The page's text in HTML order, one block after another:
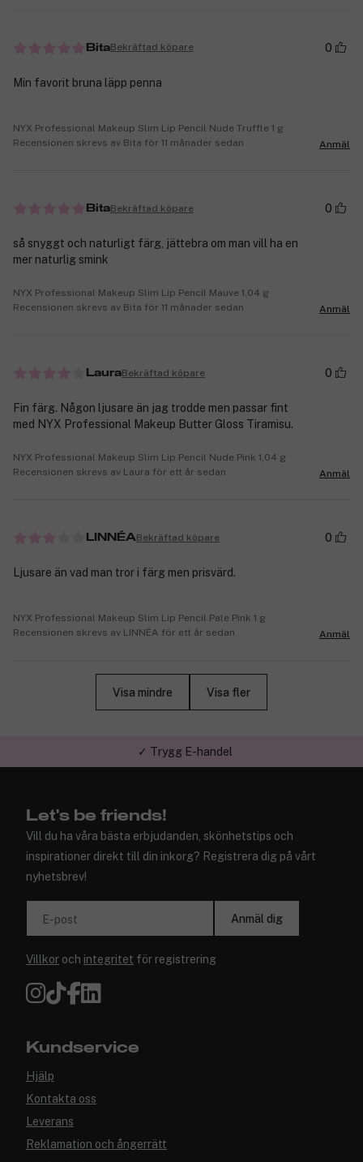
BitaBekräftad köpare 0
Min favorit bruna läpp penna
NYX Professional Makeup Slim Lip Pencil Nude Truffle 1 g
Recensionen skrevs av Bita för 11 månader sedan
Anmäl
BitaBekräftad köpare 0
så snyggt och naturligt färg, jättebra om man vill ha en
mer naturlig smink
NYX Professional Makeup Slim Lip Pencil Mauve 1,04 g
Recensionen skrevs av Bita för 11 månader sedan
Anmäl
LauraBekräftad köpare 0
Fin färg. Någon ljusare än jag trodde men passar fint
med NYX Professional Makeup Butter Gloss Tiramisu.
NYX Professional Makeup Slim Lip Pencil Nude Pink 1,04 g
Recensionen skrevs av Laura för ett år sedan
Anmäl
LINNÉABekräftad köpare 0
Ljusare än vad man tror i färg men prisvärd.
NYX Professional Makeup Slim Lip Pencil Pale Pink 1 g
Recensionen skrevs av LINNÉA för ett år sedan
Anmäl
Visa mindre Visa fler
✓ Trygg E-handel
Let's be friends!
Vill du ha våra bästa erbjudanden, skönhetstips och
inspirationer direkt till din inkorg? Registrera dig på vårt
nyhetsbrev!
E-post Anmäl dig
Villkor och integritet för registrering
Kundservice
Hjälp
Kontakta oss
Leverans
Reklamation och ångerrätt